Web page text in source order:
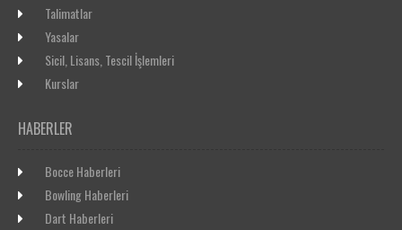
Talimatlar
Yasalar
Sicil, Lisans, Tescil İşlemleri
Kurslar
HABERLER
Bocce Haberleri
Bowling Haberleri
Dart Haberleri